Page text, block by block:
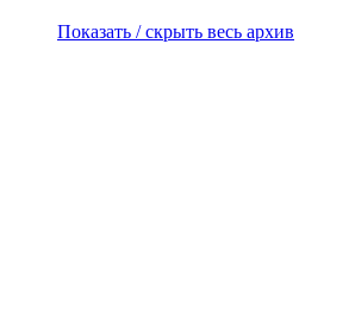
Показать / скрыть весь архив